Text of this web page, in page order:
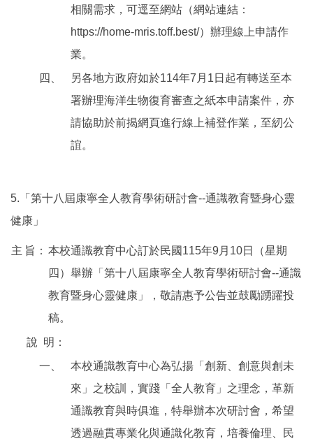
相關需求，可逕至網站（網站連結：
https://home-mris.toff.best/）辦理線上申請作
業。
四、
另各地方政府如於114年7月1日起有轉送至本
署辦理海洋生物復育審查之紙本申請案件，亦
請協助於前揭網頁進行線上補登作業，至紉公
誼。
5.「第十八屆康寧全人教育學術研討會--通識教育暨身心靈
健康」
主 旨： 本校通識教育中心訂於民國115年9月10日（星期
四）舉辦「第十八屆康寧全人教育學術研討會--通識
教育暨身心靈健康」，敬請惠予公告並鼓勵踴躍投
稿。
說 明：
一、
本校通識教育中心為弘揚「創新、創意與創未
來」之校訓，實踐「全人教育」之理念，革新
通識教育與時俱進，特舉辦本次研討會，希望
透過融貫專業化與通識化教育，培養倫理、民